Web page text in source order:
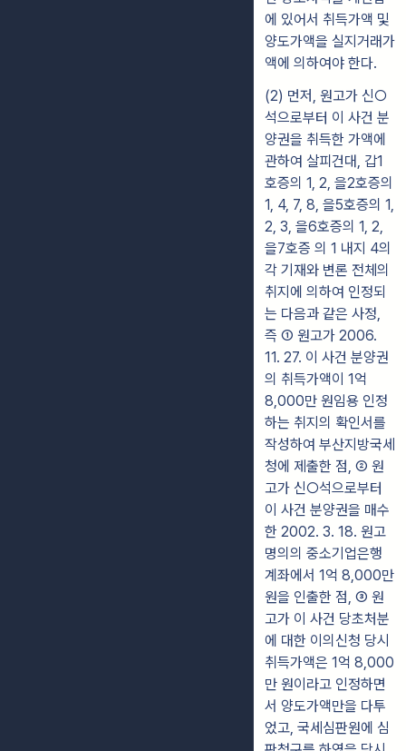
에 있어서 취득가액 및
양도가액을 실지거래가
액에 의하여야 한다.
(2) 먼저, 원고가 신○
석으로부터 이 사건 분
양권을 취득한 가액에
관하여 살피건대, 갑1
호증의 1, 2, 을2호증의
1, 4, 7, 8, 을5호증의 1,
2, 3, 을6호증의 1, 2,
을7호증 의 1 내지 4의
각 기재와 변론 전체의
취지에 의하여 인정되
는 다음과 같은 사정,
즉 ① 원고가 2006.
11. 27. 이 사건 분양권
의 취득가액이 1억
8,000만 원임용 인정
하는 취지의 확인서를
작성하여 부산지방국세
청에 제출한 점, ② 원
고가 신○석으로부터
이 사건 분양권을 매수
한 2002. 3. 18. 원고
명의의 중소기업은행
계좌에서 1억 8,000만
원을 인출한 점, ③ 원
고가 이 사건 당초처분
에 대한 이의신청 당시
취득가액은 1억 8,000
만 원이라고 인정하면
서 양도가액만을 다투
었고, 국세심판원에 심